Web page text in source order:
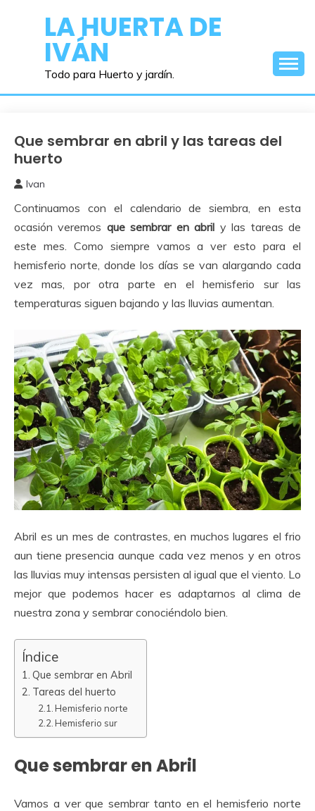
contenidoLA HUERTA DE
IVÁN
Todo para Huerto y jardín.
Como
Sembrar
Plantar
Que sembrar en abril y las tareas del
huerto
abril,
2021
Ivan
Continuamos con el calendario de siembra, en esta
ocasión veremos que sembrar en abril y las tareas de
este mes. Como siempre vamos a ver esto para el
hemisferio norte, donde los días se van alargando cada
vez mas, por otra parte en el hemisferio sur las
temperaturas siguen bajando y las lluvias aumentan.
Abril es un mes de contrastes, en muchos lugares el frio
aun tiene presencia aunque cada vez menos y en otros
las lluvias muy intensas persisten al igual que el viento. Lo
mejor que podemos hacer es adaptarnos al clima de
nuestra zona y sembrar conociéndolo bien.
Índice
Que sembrar en Abril
Tareas del huerto
Hemisferio norte
Hemisferio sur
Que sembrar en Abril
Vamos a ver que sembrar tanto en el hemisferio norte